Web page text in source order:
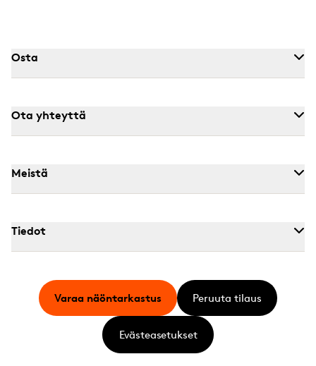
Osta
Ota yhteyttä
Meistä
Tiedot
Varaa näöntarkastus Peruuta tilaus
Evästeasetukset